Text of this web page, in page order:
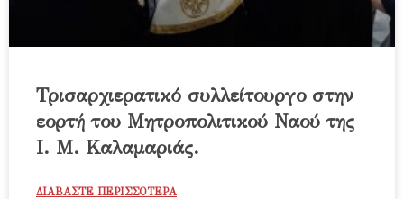
Τρισαρχιερατικό συλλείτουργο στην
εορτή του Μητροπολιτικού Ναού της
Ι. Μ. Καλαμαριάς.
ΔΙΑΒΑΣΤΕ ΠΕΡΙΣΣΟΤΕΡΑ